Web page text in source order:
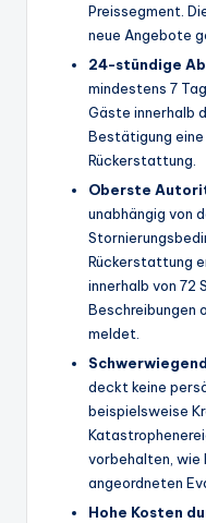
Preissegment.
neue Angebote
24-stündige
mindestens 7
Gäste innerhalb
Bestätigung
Rückerstattung.
Oberste
unabhängig von
Rückerstattung
innerhalb von 72
Beschreibungen
meldet.
deckt keine
beispielsweise
vorbehalten, wie
angeordneten
Hohe Kosten